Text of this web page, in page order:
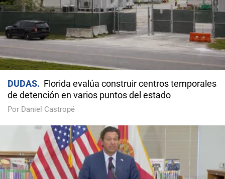
DUDAS
Florida evalúa construir centros temporales
de detención en varios puntos del estado
Por Daniel Castropé